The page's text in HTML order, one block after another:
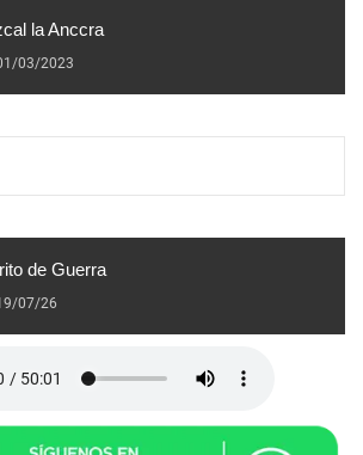
la Anccra
03/2023
de Guerra
07/26